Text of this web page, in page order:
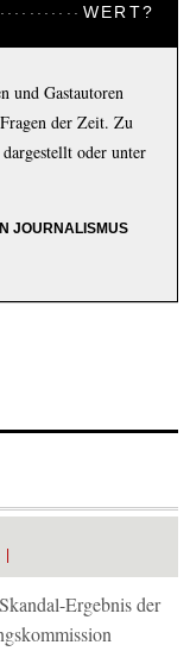
WERT?
und Gastautoren
der Zeit. Zu
oder unter
JOURNALISMUS
Ergebnis der